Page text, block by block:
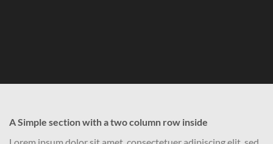
A Simple section with a two column row inside